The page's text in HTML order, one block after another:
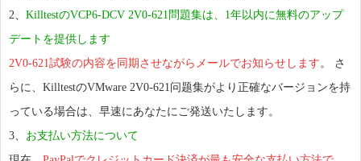
2、 KilltestのVCP6-DCV 2V0-621問題集は、1年以内に無料のアップ
デートを提供します
2V0-621試験の内容を同期させながらメールでお知らせします 。 さ
らに、KilltestのVMware 2V0-621问题集がより正確なバージョンを持
っている場合は、早速にあなたにご発送いたします。
3、 お支払い方法について